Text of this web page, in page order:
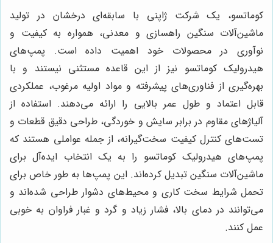
کوماتسو، یک شرکت ژاپنی با سابقه‌ای درخشان در تولید
ماشین‌آلات سنگین راهسازی و معدنی، همواره به کیفیت و
نوآوری در محصولات خود اهمیت داده است. پمپ‌های
هیدرولیک کوماتسو نیز از این قاعده مستثنی نیستند و با
بهره‌گیری از فناوری‌های پیشرفته و مواد اولیه مرغوب، عملکردی
قابل اعتماد و طول عمر بالایی را ارائه می‌دهند. استفاده از
آلیاژهای مقاوم در برابر سایش و خوردگی، طراحی دقیق قطعات و
تست‌های کنترل کیفیت سخت‌گیرانه، از جمله عواملی هستند که
پمپ‌های هیدرولیک کوماتسو را به یک انتخاب ایده‌آل برای
ماشین‌آلات سنگین تبدیل کرده‌اند. این پمپ‌ها به طور خاص برای
تحمل شرایط سخت کاری و محیط‌های دشوار طراحی شده‌اند و
می‌توانند در دمای بالا، فشار زیاد و گرد و غبار فراوان به خوبی
عمل کنند.